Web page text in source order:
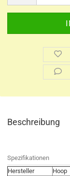
Beschreibung
Spezifikationen
Hersteller
Hoop